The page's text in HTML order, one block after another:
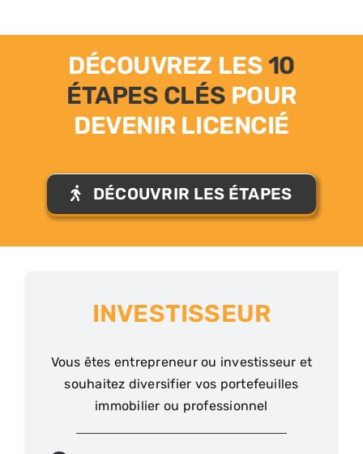
DÉCOUVREZ LES10
ÉTAPES CLÉS POUR
DEVENIR LICENCIÉ
DÉCOUVRIR LES ÉTAPES
INVESTISSEUR
Vous êtes entrepreneur ou investisseur et
souhaitez diversifier vos portefeuilles
immobilier ou professionnel